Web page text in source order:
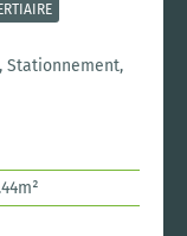
Stationnement,